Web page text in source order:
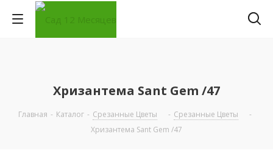
Хризантема Sant Gem /47
Главная - Каталог - Срезанные Цветы - Срезанные Цветы
-
Хризантема Sant Gem /47